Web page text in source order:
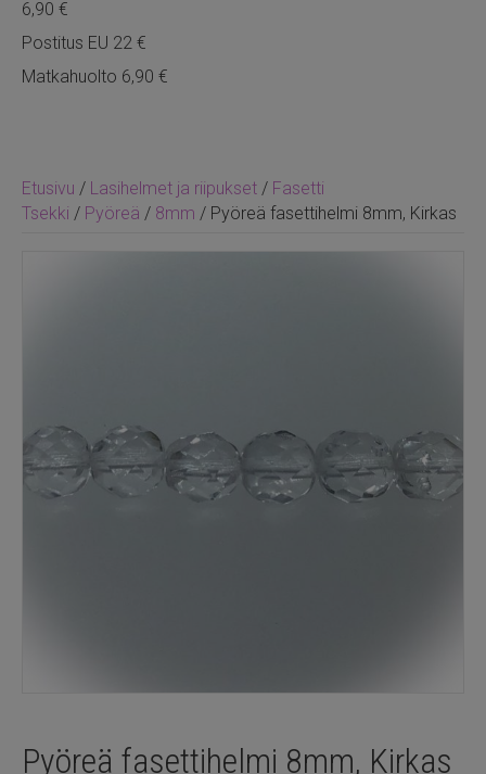
Etusivu / Lasihelmet ja riipukset / Fasetti
Tsekki / Pyöreä / 8mm / Pyöreä fasettihelmi 8mm, Kirkas
Pyöreä fasettihelmi 8mm, Kirkas
6,90 €
Postitus EU 22 €
Matkahuolto 6,90 €